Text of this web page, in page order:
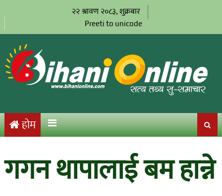
२२ श्रावण २०८३, शुक्रबार
Preeti to unicode
होम
गगन थापालाई बम हान्ने